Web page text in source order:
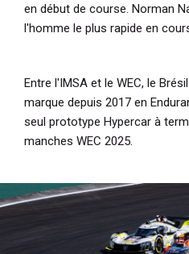
en début de course. Norman
l'homme le plus rapide en
Entre l'IMSA et le WEC, le
marque depuis 2017 en
seul prototype Hypercar à
manches WEC 2025.